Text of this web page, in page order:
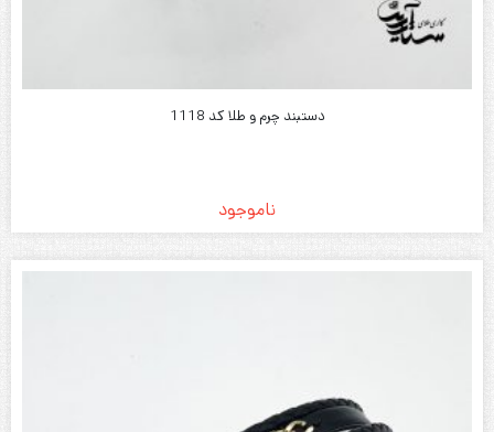
دستبند چرم و طلا کد 1118
ناموجود